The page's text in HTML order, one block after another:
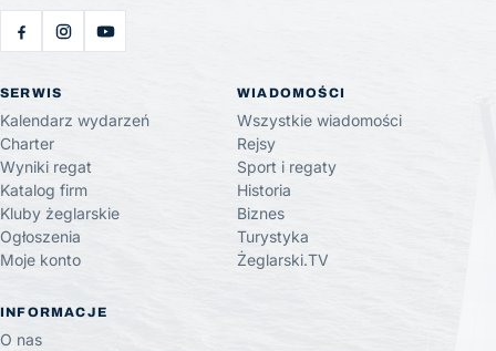
SERWIS
Kalendarz wydarzeń
Charter
Wyniki regat
Katalog firm
Kluby żeglarskie
Ogłoszenia
Moje konto
WIADOMOŚCI
Wszystkie wiadomości
Rejsy
Sport i regaty
Historia
Biznes
Turystyka
Żeglarski.TV
INFORMACJE
O nas